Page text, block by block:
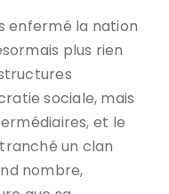
enfermé la nation
plus rien
sociale, mais
et le
un clan
nombre,